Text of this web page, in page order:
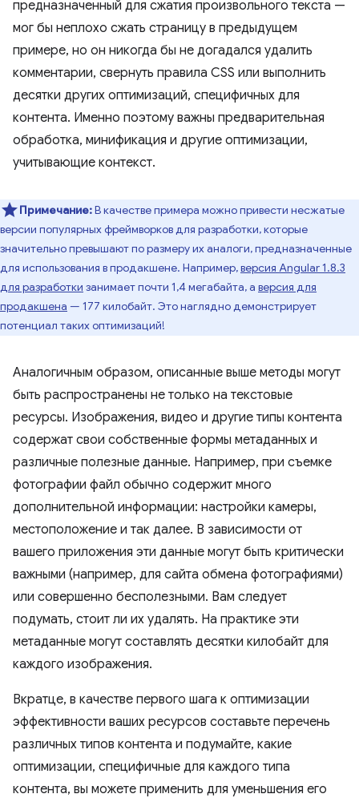
предназначенный для сжатия произвольного текста —
мог бы неплохо сжать страницу в предыдущем
примере, но он никогда бы не догадался удалить
комментарии, свернуть правила CSS или выполнить
десятки других оптимизаций, специфичных для
контента. Именно поэтому важны предварительная
обработка, минификация и другие оптимизации,
учитывающие контекст.
Примечание:В качестве примера можно привести несжатые
версии популярных фреймворков для разработки, которые
значительно превышают по размеру их аналоги, предназначенные
для использования в продакшене. Например,версия Angular 1.8.3
для разработки занимает почти 1,4 мегабайта, а версия для
продакшена — 177 килобайт. Это наглядно демонстрирует
потенциал таких оптимизаций!
Аналогичным образом, описанные выше методы могут
быть распространены не только на текстовые
ресурсы. Изображения, видео и другие типы контента
содержат свои собственные формы метаданных и
различные полезные данные. Например, при съемке
фотографии файл обычно содержит много
дополнительной информации: настройки камеры,
местоположение и так далее. В зависимости от
вашего приложения эти данные могут быть критически
важными (например, для сайта обмена фотографиями)
или совершенно бесполезными. Вам следует
подумать, стоит ли их удалять. На практике эти
метаданные могут составлять десятки килобайт для
каждого изображения.
Вкратце, в качестве первого шага к оптимизации
эффективности ваших ресурсов составьте перечень
различных типов контента и подумайте, какие
оптимизации, специфичные для каждого типа
контента, вы можете применить для уменьшения его